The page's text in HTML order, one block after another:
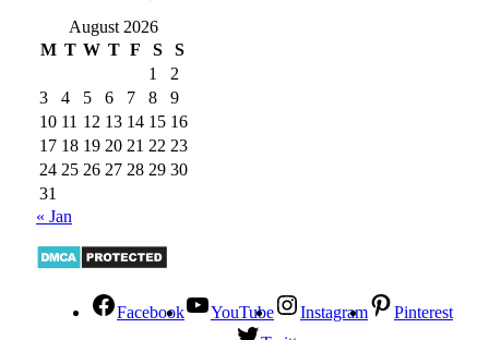
August 2026
M T W T F S
S
1
2
3
4 5 6 7 8
9
10 11 12 13 14 15 16
17 18 19 20 21 22 23
24 25 26 27 28 29 30
31
« Jan
Facebook YouTube Instagram
Pinterest